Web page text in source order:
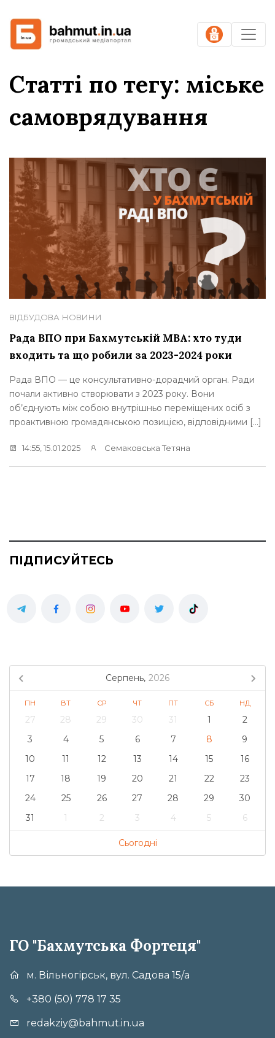
Статті по тегу: міське
самоврядування
ВІДБУДОВА НОВИНИ
Рада ВПО при Бахмутській МВА: хто туди
входить та що робили за 2023-2024 роки
Рада ВПО — це консультативно-дорадчий орган. Ради
почали активно створювати з 2023 року. Вони
об’єднують між собою внутрішньо переміщених осіб з
проактивною громадянською позицією, відповідними […]
14:55, 15.01.2025 Семаковська Тетяна
ПІДПИСУЙТЕСЬ
Серпень, 2026
ПН ВТ СР ЧТ ПТ СБ НД
27 28 29 30 31 1
2
3
4 5 6 7 8
9
10
11 12 13 14 15
16
17
18 19 20 21 22
23
24
25 26 27 28 29
30
31
1 2 3 4 5 6
Сьогодні
ГО "Бахмутська Фортеця"
м. Вільногірськ, вул. Садова 15/а
+380 (50) 778 17 35
redakziy@bahmut.in.ua